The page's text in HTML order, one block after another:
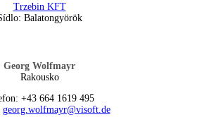
Trzebin KFT
Balatongyörök
Georg Wolfmayr
Rakousko
+43 664 1619 495
georg.wolfmayr@visoft.de